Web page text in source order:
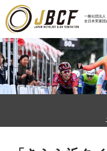
一般社団法人
全日本実業団